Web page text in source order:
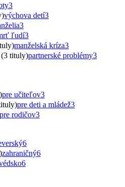
3
výchova detí3
3
ľudí3
manželská kríza3
(3 tituly)partnerské problémy3
pre učiteľov3
pre deti a mládež3
pre rodičov3
6
zahraničný6
6